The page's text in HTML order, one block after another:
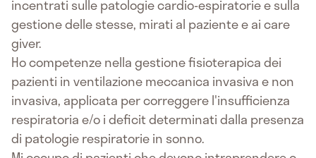
incentrati sulle patologie cardio-espiratorie e sulla
gestione delle stesse, mirati al paziente e ai care
giver.
Ho competenze nella gestione fisioterapica dei
pazienti in ventilazione meccanica invasiva e non
invasiva, applicata per correggere l'insufficienza
respiratoria e/o i deficit determinati dalla presenza
di patologie respiratorie in sonno.